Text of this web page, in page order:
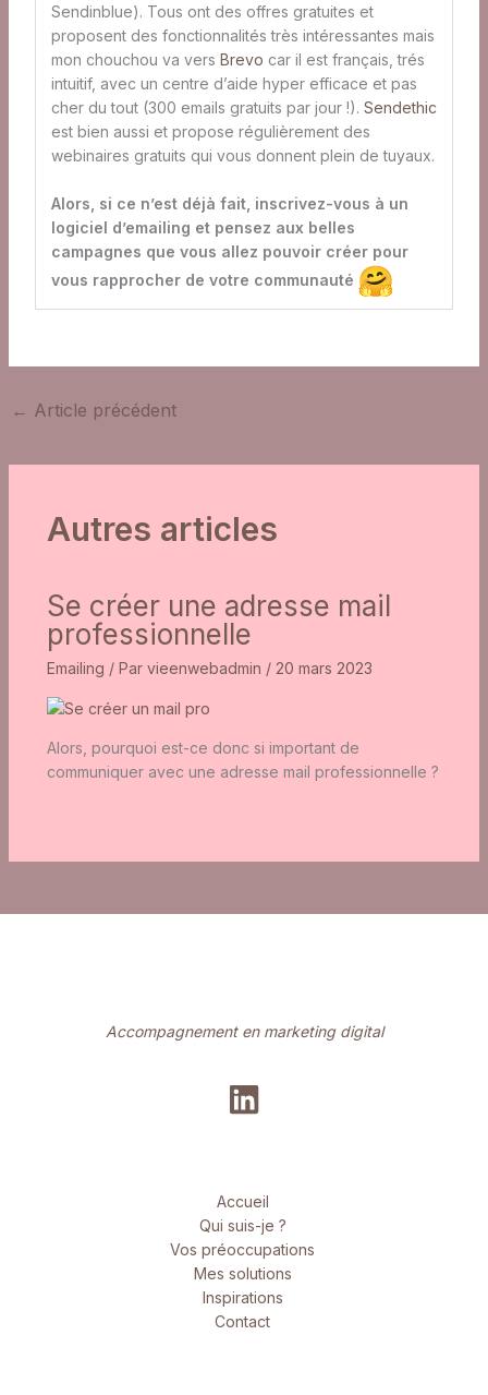
Sendinblue). Tous ont des offres gratuites et
proposent des fonctionnalités très intéressantes mais
mon chouchou va vers Brevo car il est français, trés
intuitif, avec un centre d’aide hyper efficace et pas
cher du tout (300 emails gratuits par jour !). Sendethic
est bien aussi et propose régulièrement des
webinaires gratuits qui vous donnent plein de tuyaux.
Alors, si ce n’est déjà fait, inscrivez-vous à un
logiciel d’emailing et pensez aux belles
campagnes que vous allez pouvoir créer pour
vous rapprocher de votre communauté
← Article précédent
Autres articles
Se créer une adresse mail
professionnelle
Emailing / Par vieenwebadmin / 20 mars 2023
Alors, pourquoi est-ce donc si important de
communiquer avec une adresse mail professionnelle ?
Accompagnement en marketing digital
Accueil
Qui suis-je ?
Vos préoccupations
Mes solutions
Inspirations
Contact